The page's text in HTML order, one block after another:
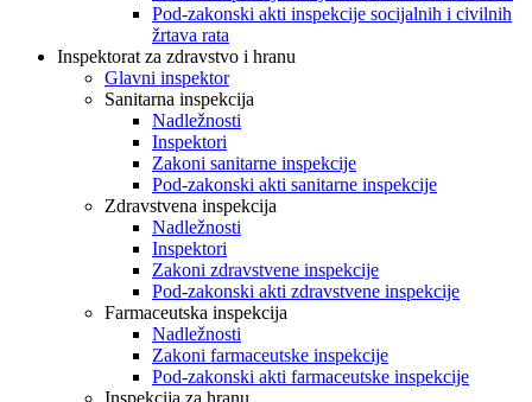
Pod-zakonski akti inspekcije socijalnih i civilnih
žrtava rata
Inspektorat za zdravstvo i hranu
Glavni inspektor
Sanitarna inspekcija
Nadležnosti
Inspektori
Zakoni sanitarne inspekcije
Pod-zakonski akti sanitarne inspekcije
Zdravstvena inspekcija
Nadležnosti
Inspektori
Zakoni zdravstvene inspekcije
Pod-zakonski akti zdravstvene inspekcije
Farmaceutska inspekcija
Nadležnosti
Zakoni farmaceutske inspekcije
Pod-zakonski akti farmaceutske inspekcije
Inspekcija za hranu